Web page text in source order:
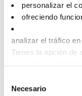
personalizar el
ofreciendo
analizar el tráfico
Tienes la opción de
te asustes,
Necesario
reparación
soluciones